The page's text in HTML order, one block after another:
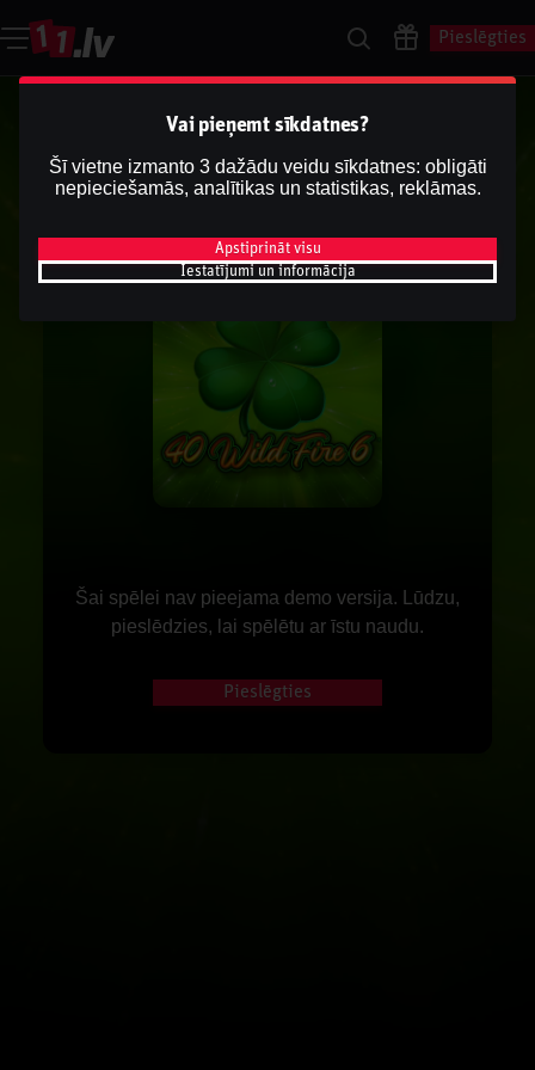
Pieslēgties
Šai spēlei nav pieejama demo versija. Lūdzu,
pieslēdzies, lai spēlētu ar īstu naudu.
Pieslēgties
Vai pieņemt sīkdatnes?
Šī vietne izmanto 3 dažādu veidu sīkdatnes: obligāti
nepieciešamās, analītikas un statistikas, reklāmas.
Apstiprināt visu
Iestatījumi un informācija